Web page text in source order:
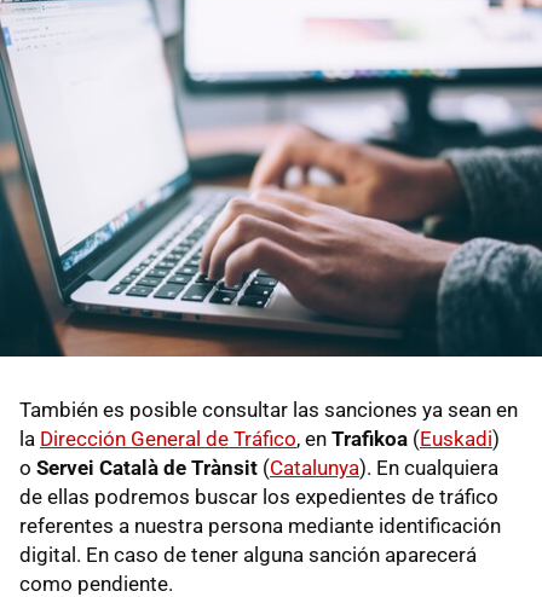
También es posible consultar las sanciones ya sean en
la Dirección General de Tráfico, en Trafikoa (Euskadi)
o Servei Català de Trànsit (Catalunya). En cualquiera
de ellas podremos buscar los expedientes de tráfico
referentes a nuestra persona mediante identificación
digital. En caso de tener alguna sanción aparecerá
como pendiente.